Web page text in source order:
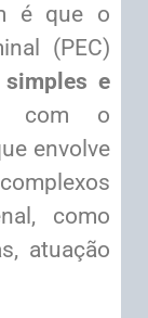
é que o
(PEC)
simples e
com o
envolve
como
atuação